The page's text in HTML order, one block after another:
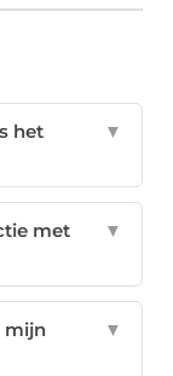
het
▼
met
▼
mijn
▼